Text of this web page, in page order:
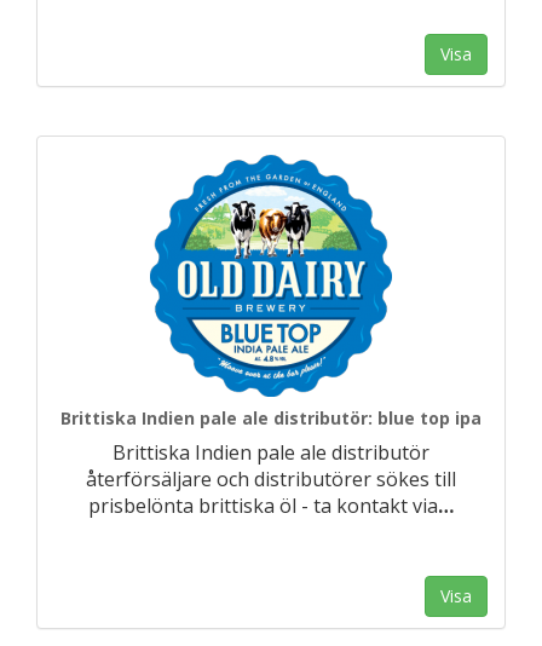
Visa
Brittiska Indien pale ale distributör: blue top ipa
Brittiska Indien pale ale distributör
återförsäljare och distributörer sökes till
prisbelönta brittiska öl - ta kontakt via…
Visa